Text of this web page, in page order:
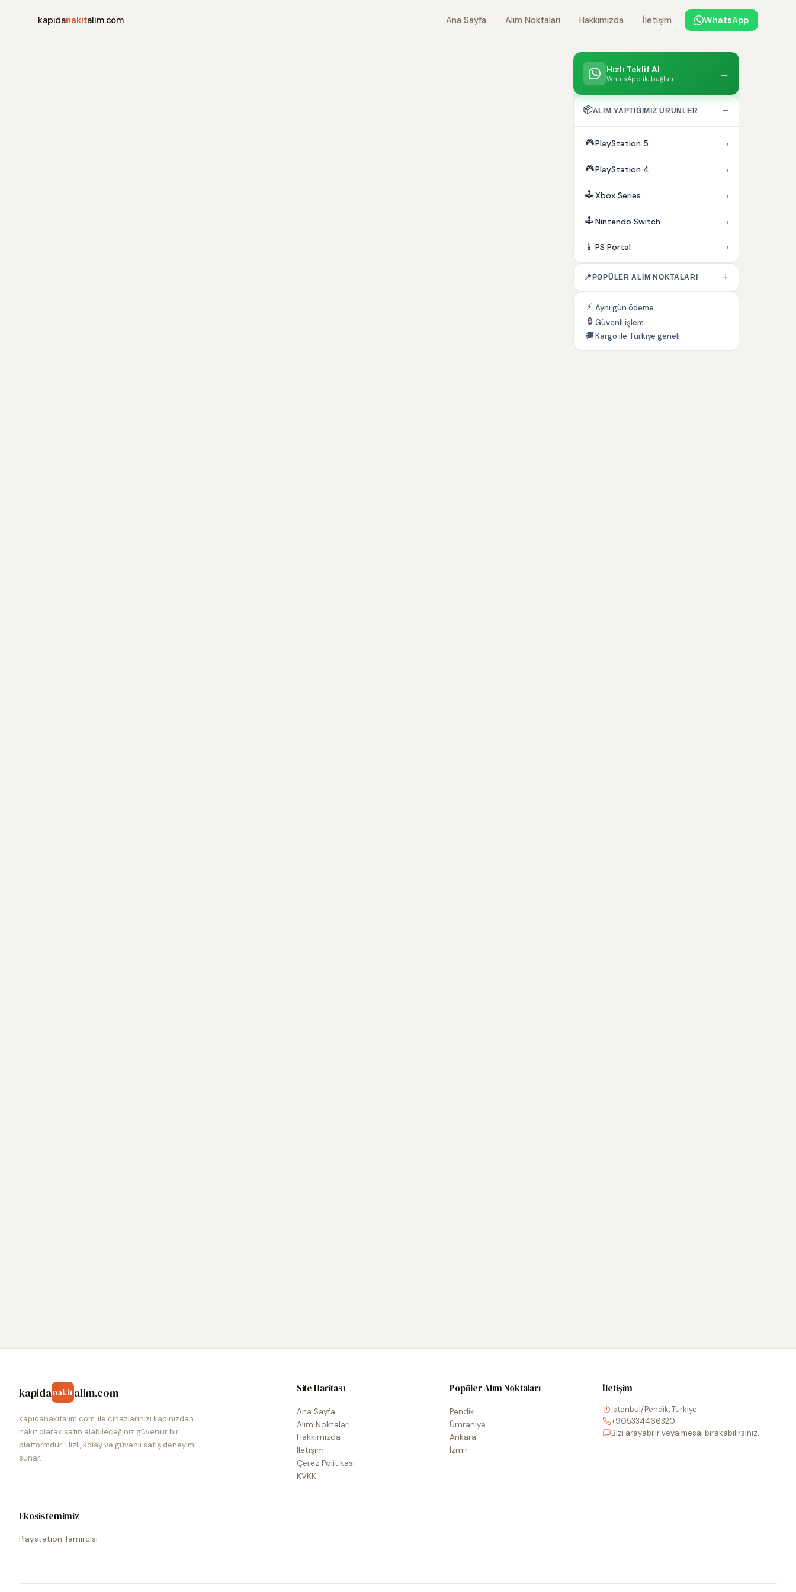
kapıdanakitalım.com Ana Sayfa Alım Noktaları Hakkımızda İletişim WhatsApp
Hızlı Teklif Al
WhatsApp ile bağlan →
📦ALIM YAPTIĞIMIZ ÜRÜNLER −
🎮PlayStation 5 ›
🎮PlayStation 4 ›
🕹️ Xbox Series ›
🕹️ Nintendo Switch ›
📱 PS Portal ›
📍 POPÜLER ALIM NOKTALARI +
⚡ Aynı gün ödeme
🔒 Güvenli işlem
🚚Kargo ile Türkiye geneli
kapidanakitalim.com
kapidanakitalim.com, ile cihazlarınızı kapınızdan
nakit olarak satın alabileceğiniz güvenilir bir
platformdur. Hızlı, kolay ve güvenli satış deneyimi
sunar.
Site Haritası
Ana Sayfa
Alım Noktaları
Hakkımızda
İletişim
Çerez Politikası
KVKK
Popüler Alım Noktaları
Pendik
Ümraniye
Ankara
İzmir
İletişim
İstanbul/Pendik, Türkiye
+905334466320
Bizi arayabilir veya mesaj bırakabilirsiniz.
Ekosistemimiz
Playstation Tamircisi